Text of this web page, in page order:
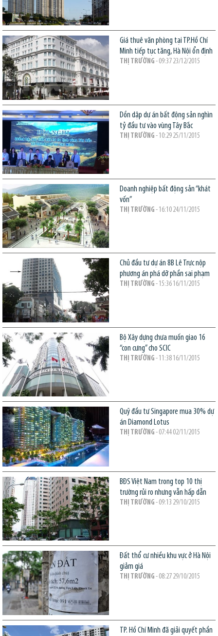
Giá thuê văn phòng tại TP.Hồ Chí
Minh tiếp tục tăng, Hà Nội ổn định
THỊ TRƯỜNG - 09:37 23/12/2015
Dồn dập dự án bất động sản nghìn
tỷ đầu tư vào vùng Tây Bắc
THỊ TRƯỜNG - 10:29 25/11/2015
Doanh nghiệp bất động sản “khát
vốn”
THỊ TRƯỜNG - 16:10 24/11/2015
Chủ đầu tư dự án 8B Lê Trực nộp
phương án phá dỡ phần sai phạm
THỊ TRƯỜNG - 15:36 16/11/2015
Bộ Xây dựng chưa muốn giao 16
“con cưng” cho SCIC
THỊ TRƯỜNG - 11:38 16/11/2015
Quỹ đầu tư Singapore mua 30% dự
án Diamond Lotus
THỊ TRƯỜNG - 07:44 02/11/2015
BĐS Việt Nam trong top 10 thị
trường rủi ro nhưng vẫn hấp dẫn
THỊ TRƯỜNG - 09:13 29/10/2015
Đất thổ cư nhiều khu vực ở Hà Nội
giảm giá
THỊ TRƯỜNG - 08:27 29/10/2015
TP. Hồ Chí Minh đã giải quyết phần